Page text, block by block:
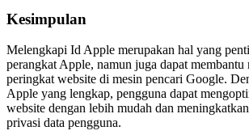
Kesimpulan
Melengkapi Id Apple merupakan hal yang
perangkat Apple, namun juga dapat membantu
peringkat website di mesin pencari Google.
Apple yang lengkap, pengguna dapat
website dengan lebih mudah dan
privasi data pengguna.